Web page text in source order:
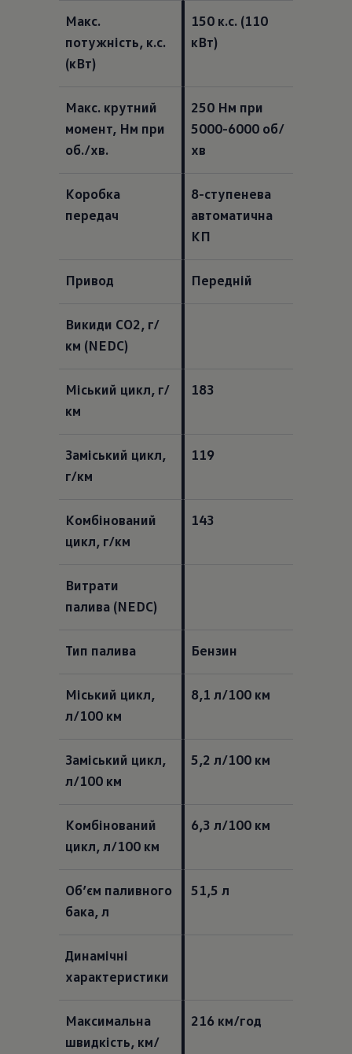
Макс.
потужність, к.с.
(кВт)
150 к.с. (110
кВт)
Макс. крутний
момент, Нм при
об./хв.
250 Нм при
5000-6000 об/
хв
Коробка
передач
8-ступенева
автоматична
КП
Привод Передній
Викиди СО2, г/
км (NEDC)
Міський цикл, г/
км
183
Заміський цикл,
г/км
119
Комбінований
цикл, г/км
143
Витрати
палива (NEDC)
Тип палива Бензин
Міський цикл,
л/100 км
8,1 л/100 км
Заміський цикл,
л/100 км
5,2 л/100 км
Комбінований
цикл, л/100 км
6,3 л/100 км
Об’єм паливного
бака, л
51,5 л
Динамічні
характеристики
Максимальна
швидкість, км/
216 км/год